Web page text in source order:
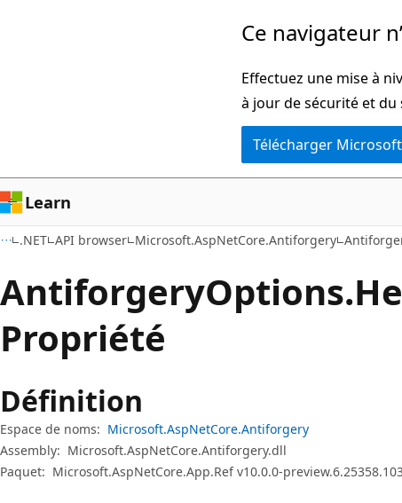
page
Ce navigateur
Effectuez une mise à
à jour de sécurité et
Télécharger
Learn
.NET API browser Microsoft.AspNetCore.Antiforgery
AntiforgeryOptions.
Propriété
Définition
Espace de noms: Microsoft.AspNetCore.Antiforgery
Assembly: Microsoft.AspNetCore.Antiforgery.dll
Paquet: Microsoft.AspNetCore.App.Ref v10.0.0-preview.6.25358.103